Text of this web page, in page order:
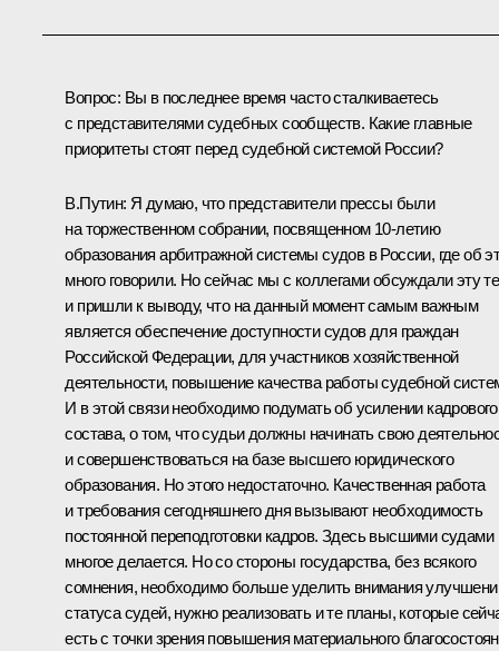
Вопрос: Вы в последнее время часто сталкиваетесь
с представителями судебных сообществ. Какие главные
приоритеты стоят перед судебной системой России?
В.Путин: Я думаю, что представители прессы были
на торжественном собрании, посвященном 10-летию
образования арбитражной системы судов в России, где об
много говорили. Но сейчас мы с коллегами обсуждали эту
и пришли к выводу, что на данный момент самым важным
является обеспечение доступности судов для граждан
Российской Федерации, для участников хозяйственной
деятельности, повышение качества работы судебной
И в этой связи необходимо подумать об усилении кадрового
состава, о том, что судьи должны начинать свою
и совершенствоваться на базе высшего юридического
образования. Но этого недостаточно. Качественная работа
и требования сегодняшнего дня вызывают необходимость
постоянной переподготовки кадров. Здесь высшими судами
многое делается. Но со стороны государства, без всякого
сомнения, необходимо больше уделить внимания
статуса судей, нужно реализовать и те планы, которые
есть с точки зрения повышения материального